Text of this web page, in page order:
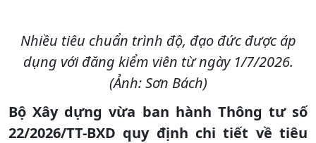
Nhiều tiêu chuẩn trình độ, đạo đức được áp
dụng với đăng kiểm viên từ ngày 1/7/2026.
(Ảnh: Sơn Bách)
Bộ Xây dựng vừa ban hành Thông tư số
22/2026/TT-BXD quy định chi tiết về tiêu